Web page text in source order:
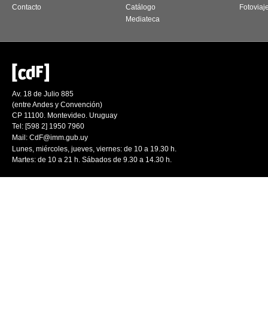
Contacto
Catálogo
Mediateca
Av. 18 de Julio 885
(entre Andes y Convención)
CP 11100. Montevideo. Uruguay
Tel: [598 2] 1950 7960
Mail: CdF@imm.gub.uy
Lunes, miércoles, jueves, viernes: de 10 a 19.30 h.
Martes: de 10 a 21 h. Sábados de 9.30 a 14.30 h.